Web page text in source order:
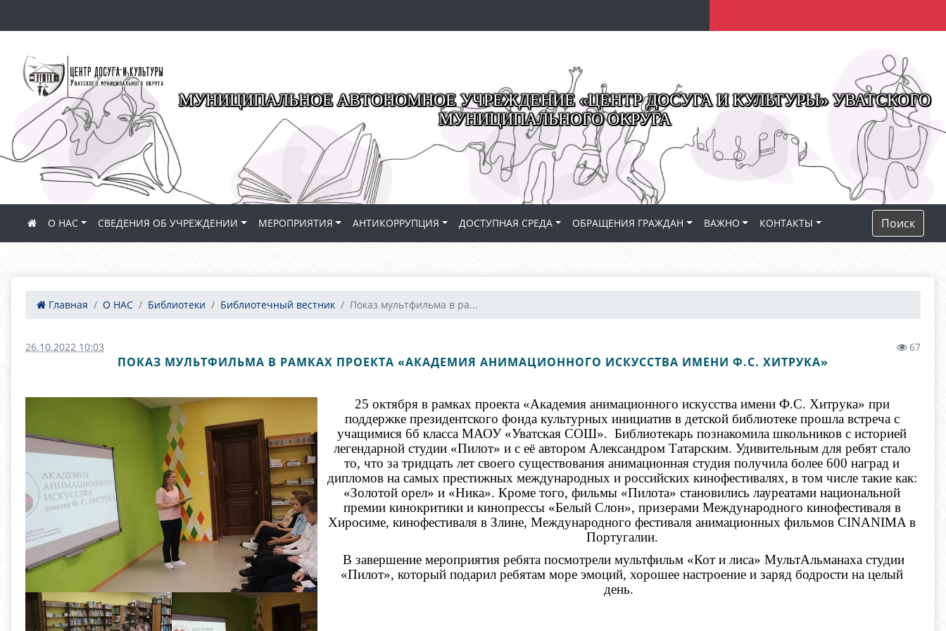
МУНИЦИПАЛЬНОЕ АВТОНОМНОЕ УЧРЕЖДЕНИЕ «ЦЕНТР ДОСУГА И КУЛЬТУРЫ» УВАТСКОГО
МУНИЦИПАЛЬНОГО ОКРУГА
О НАС СВЕДЕНИЯ ОБ УЧРЕЖДЕНИИ МЕРОПРИЯТИЯ АНТИКОРРУПЦИЯ ДОСТУПНАЯ СРЕДА ОБРАЩЕНИЯ ГРАЖДАН ВАЖНО КОНТАКТЫ Поиск
Главная О НАС Библиотеки Библиотечный вестник Показ мультфильма в ра...
26.10.2022 10:03 67
ПОКАЗ МУЛЬТФИЛЬМА В РАМКАХ ПРОЕКТА «АКАДЕМИЯ АНИМАЦИОННОГО ИСКУССТВА ИМЕНИ Ф.С. ХИТРУКА»
25 октября в рамках проекта «Академия анимационного искусства имени Ф.С. Хитрука» при
поддержке президентского фонда культурных инициатив в детской библиотеке прошла встреча с
учащимися 6б класса МАОУ «Уватская СОШ». Библиотекарь познакомила школьников с историей
легендарной студии «Пилот» и с её автором Александром Татарским. Удивительным для ребят стало
то, что за тридцать лет своего существования анимационная студия получила более 600 наград и
дипломов на самых престижных международных и российских кинофестивалях, в том числе такие как:
«Золотой орел» и «Ника». Кроме того, фильмы «Пилота» становились лауреатами национальной
премии кинокритики и кинопрессы «Белый Слон», призерами Международного кинофестиваля в
Хиросиме, кинофестиваля в Злине, Международного фестиваля анимационных фильмов CINANIMA в
Португалии.
В завершение мероприятия ребята посмотрели мультфильм «Кот и лиса» МультАльманаха студии
«Пилот», который подарил ребятам море эмоций, хорошее настроение и заряд бодрости на целый
день.